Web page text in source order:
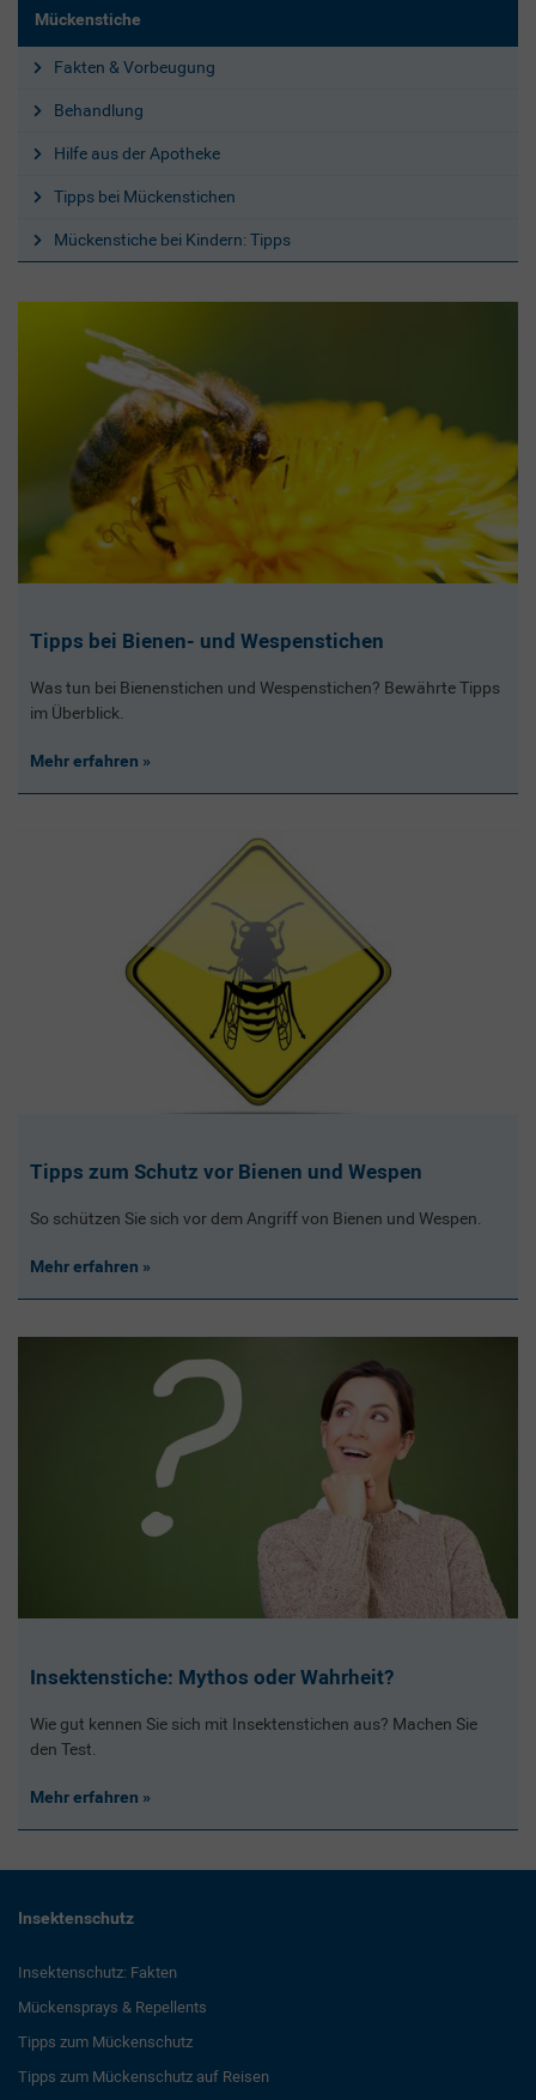
Mückenstiche
Fakten & Vorbeugung
Behandlung
Hilfe aus der Apotheke
Tipps bei Mückenstichen
Mückenstiche bei Kindern: Tipps
Tipps bei Bienen- und Wespenstichen
Was tun bei Bienenstichen und Wespenstichen? Bewährte Tipps
im Überblick.
Mehr erfahren
Tipps zum Schutz vor Bienen und Wespen
So schützen Sie sich vor dem Angriff von Bienen und Wespen.
Mehr erfahren
Insektenstiche: Mythos oder Wahrheit?
Wie gut kennen Sie sich mit Insektenstichen aus? Machen Sie
den Test.
Mehr erfahren
Insektenschutz
Insektenschutz: Fakten
Mückensprays & Repellents
Tipps zum Mückenschutz
Tipps zum Mückenschutz auf Reisen